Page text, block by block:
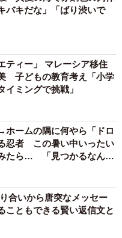
キだな」「ばり渋いで
ティー」 マレーシア移住
子どもの教育考え「小学
イミングで挑戦」
ームの隅に何やら「ドロ
忍者 この暑い中いったい
たら… 「見つかるなんて
合いから唐突なメッセー
ともできる賢い返信文と